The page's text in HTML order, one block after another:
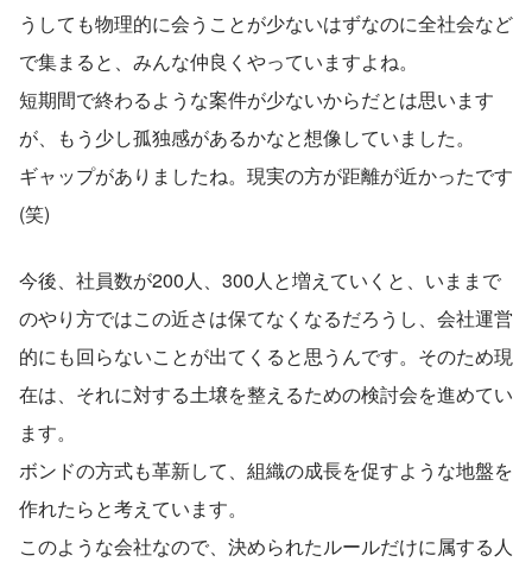
うしても物理的に会うことが少ないはずなのに全社会など
で集まると、みんな仲良くやっていますよね。
短期間で終わるような案件が少ないからだとは思います
が、もう少し孤独感があるかなと想像していました。
ギャップがありましたね。現実の方が距離が近かったです
(笑)
今後、社員数が200人、300人と増えていくと、いままで
のやり方ではこの近さは保てなくなるだろうし、会社運営
的にも回らないことが出てくると思うんです。そのため現
在は、それに対する土壌を整えるための検討会を進めてい
ます。
ボンドの方式も革新して、組織の成長を促すような地盤を
作れたらと考えています。
このような会社なので、決められたルールだけに属する人